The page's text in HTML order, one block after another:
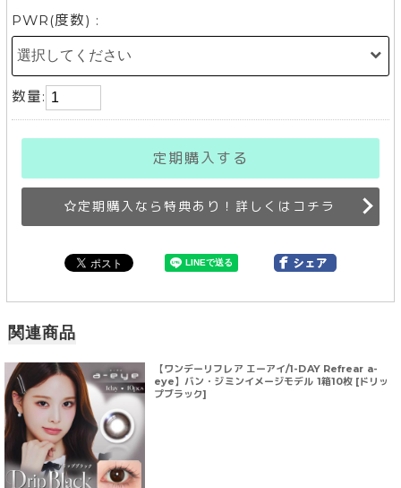
PWR(度数) :
数量:
定期購入する
定期購入なら特典あり！詳しくはコチラ
関連商品
【ワンデーリフレア エーアイ/1-DAY Refrear a-
eye】バン・ジミンイメージモデル 1箱10枚 [ドリッ
プブラック]